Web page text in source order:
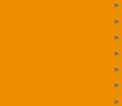
►
►
►
►
►
►
►